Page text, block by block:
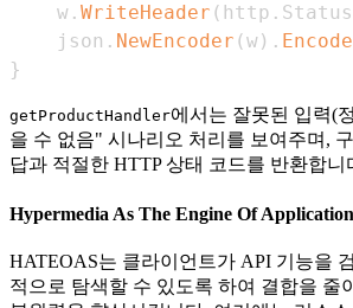
	w
. WriteHeader ( http .
	json
. NewEncoder (w) . Encode
}
getProductHandler에서는 잘못된 입력(
을 수 없음" 시나리오 처리를 보여주며,
답과 적절한 HTTP 상태 코드를 반환합니
Hypermedia As The Engine Of
HATEOAS는 클라이언트가 API 기능을
적으로 탐색할 수 있도록 하여 결합을 줄